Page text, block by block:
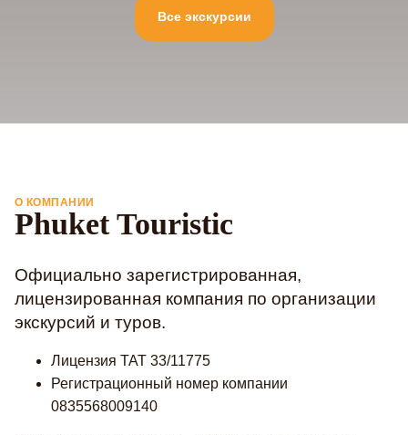
Все экскурсии
О КОМПАНИИ
Phuket Touristic
Официально зарегистрированная,
лицензированная компания по организации
экскурсий и туров.
Лицензия TAT 33/11775
Регистрационный номер компании
0835568009140